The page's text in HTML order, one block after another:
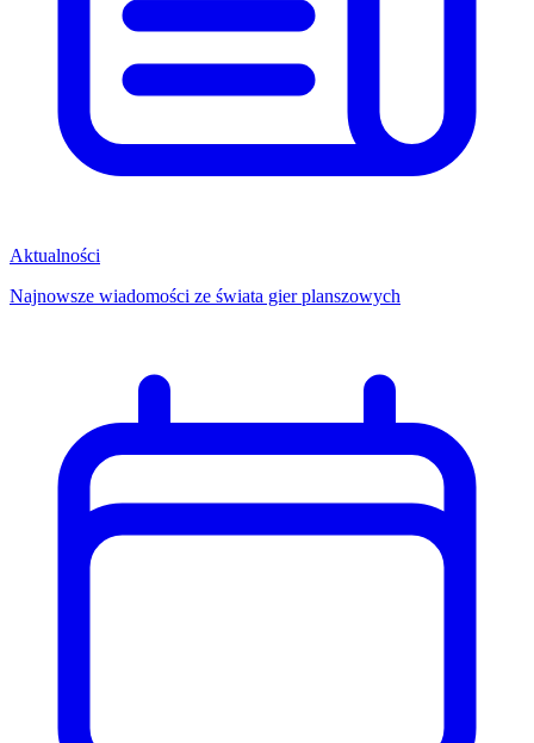
Aktualności
Najnowsze wiadomości ze świata gier planszowych